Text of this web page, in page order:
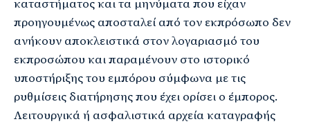
καταστήματος και τα μηνύματα που είχαν
προηγουμένως αποσταλεί από τον εκπρόσωπο δεν
ανήκουν αποκλειστικά στον λογαριασμό του
εκπροσώπου και παραμένουν στο ιστορικό
υποστήριξης του εμπόρου σύμφωνα με τις
ρυθμίσεις διατήρησης που έχει ορίσει ο έμπορος.
Λειτουργικά ή ασφαλιστικά αρχεία καταγραφής